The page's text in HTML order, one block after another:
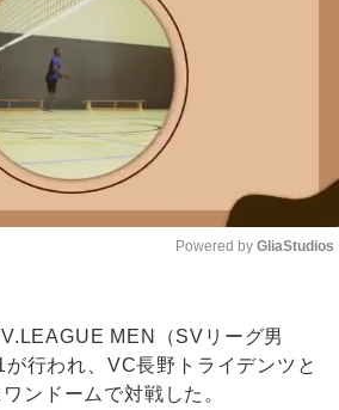
Powered by GliaStudios
MEN（SVリーグ男
行われ、VC長野トライデンツと
ンドームで対戦した。